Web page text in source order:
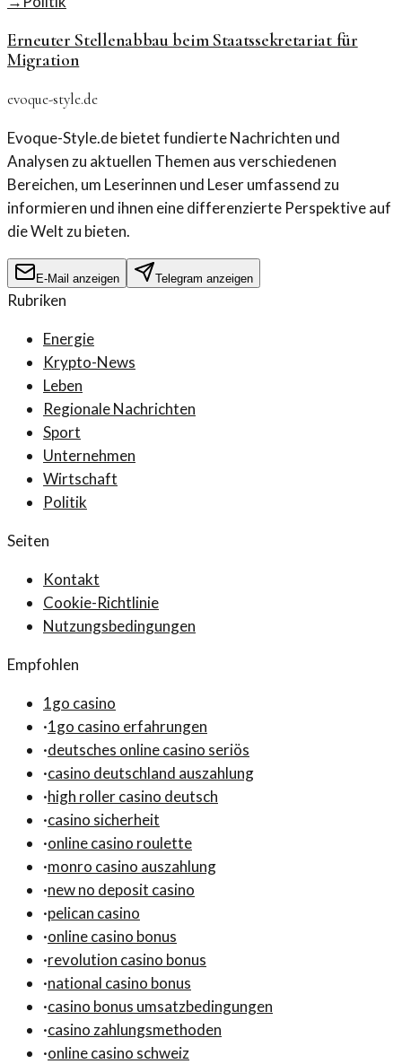
Erneuter Stellenabbau beim Staatssekretariat für
Migration
evoque-style.de
Evoque-Style.de bietet fundierte Nachrichten und
Analysen zu aktuellen Themen aus verschiedenen
Bereichen, um Leserinnen und Leser umfassend zu
informieren und ihnen eine differenzierte Perspektive auf
die Welt zu bieten.
E-Mail anzeigen Telegram anzeigen
Rubriken
Energie
Krypto-News
Leben
Regionale Nachrichten
Sport
Unternehmen
Wirtschaft
Politik
Seiten
Kontakt
Cookie-Richtlinie
Nutzungsbedingungen
Empfohlen
1go casino
·1go casino erfahrungen
·deutsches online casino seriös
·casino deutschland auszahlung
·high roller casino deutsch
·casino sicherheit
·online casino roulette
·monro casino auszahlung
·new no deposit casino
·pelican casino
·online casino bonus
·revolution casino bonus
·national casino bonus
·casino bonus umsatzbedingungen
·casino zahlungsmethoden
·online casino schweiz